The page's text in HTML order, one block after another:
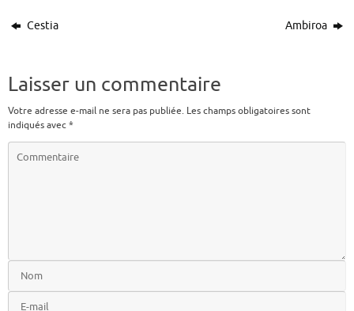
Cestia Ambiroa
Laisser un commentaire
Votre adresse e-mail ne sera pas publiée. Les champs obligatoires sont
indiqués avec*